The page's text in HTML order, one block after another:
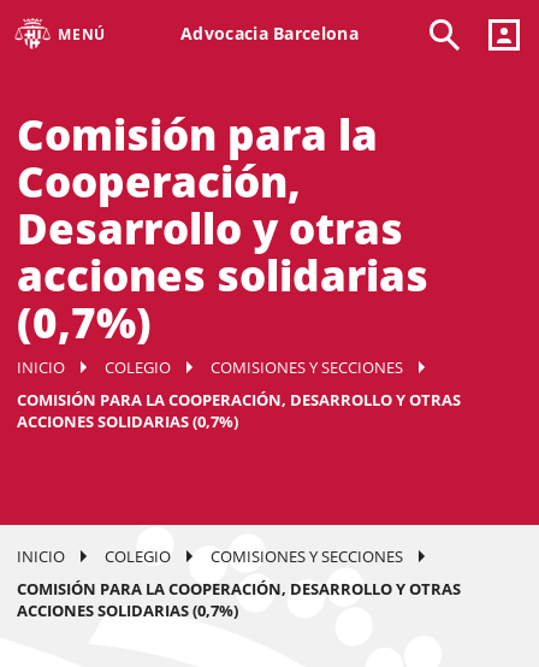
MENÚ Advocacia Barcelona
Comisión para la
Cooperación,
Desarrollo y otras
acciones solidarias
(0,7%)
INICIO COLEGIO
COMISIONES Y SECCIONES
COMISIÓN PARA LA COOPERACIÓN, DESARROLLO Y OTRAS
ACCIONES SOLIDARIAS (0,7%)
INICIO COLEGIO
COMISIONES Y SECCIONES
COMISIÓN PARA LA COOPERACIÓN, DESARROLLO Y OTRAS
ACCIONES SOLIDARIAS (0,7%)